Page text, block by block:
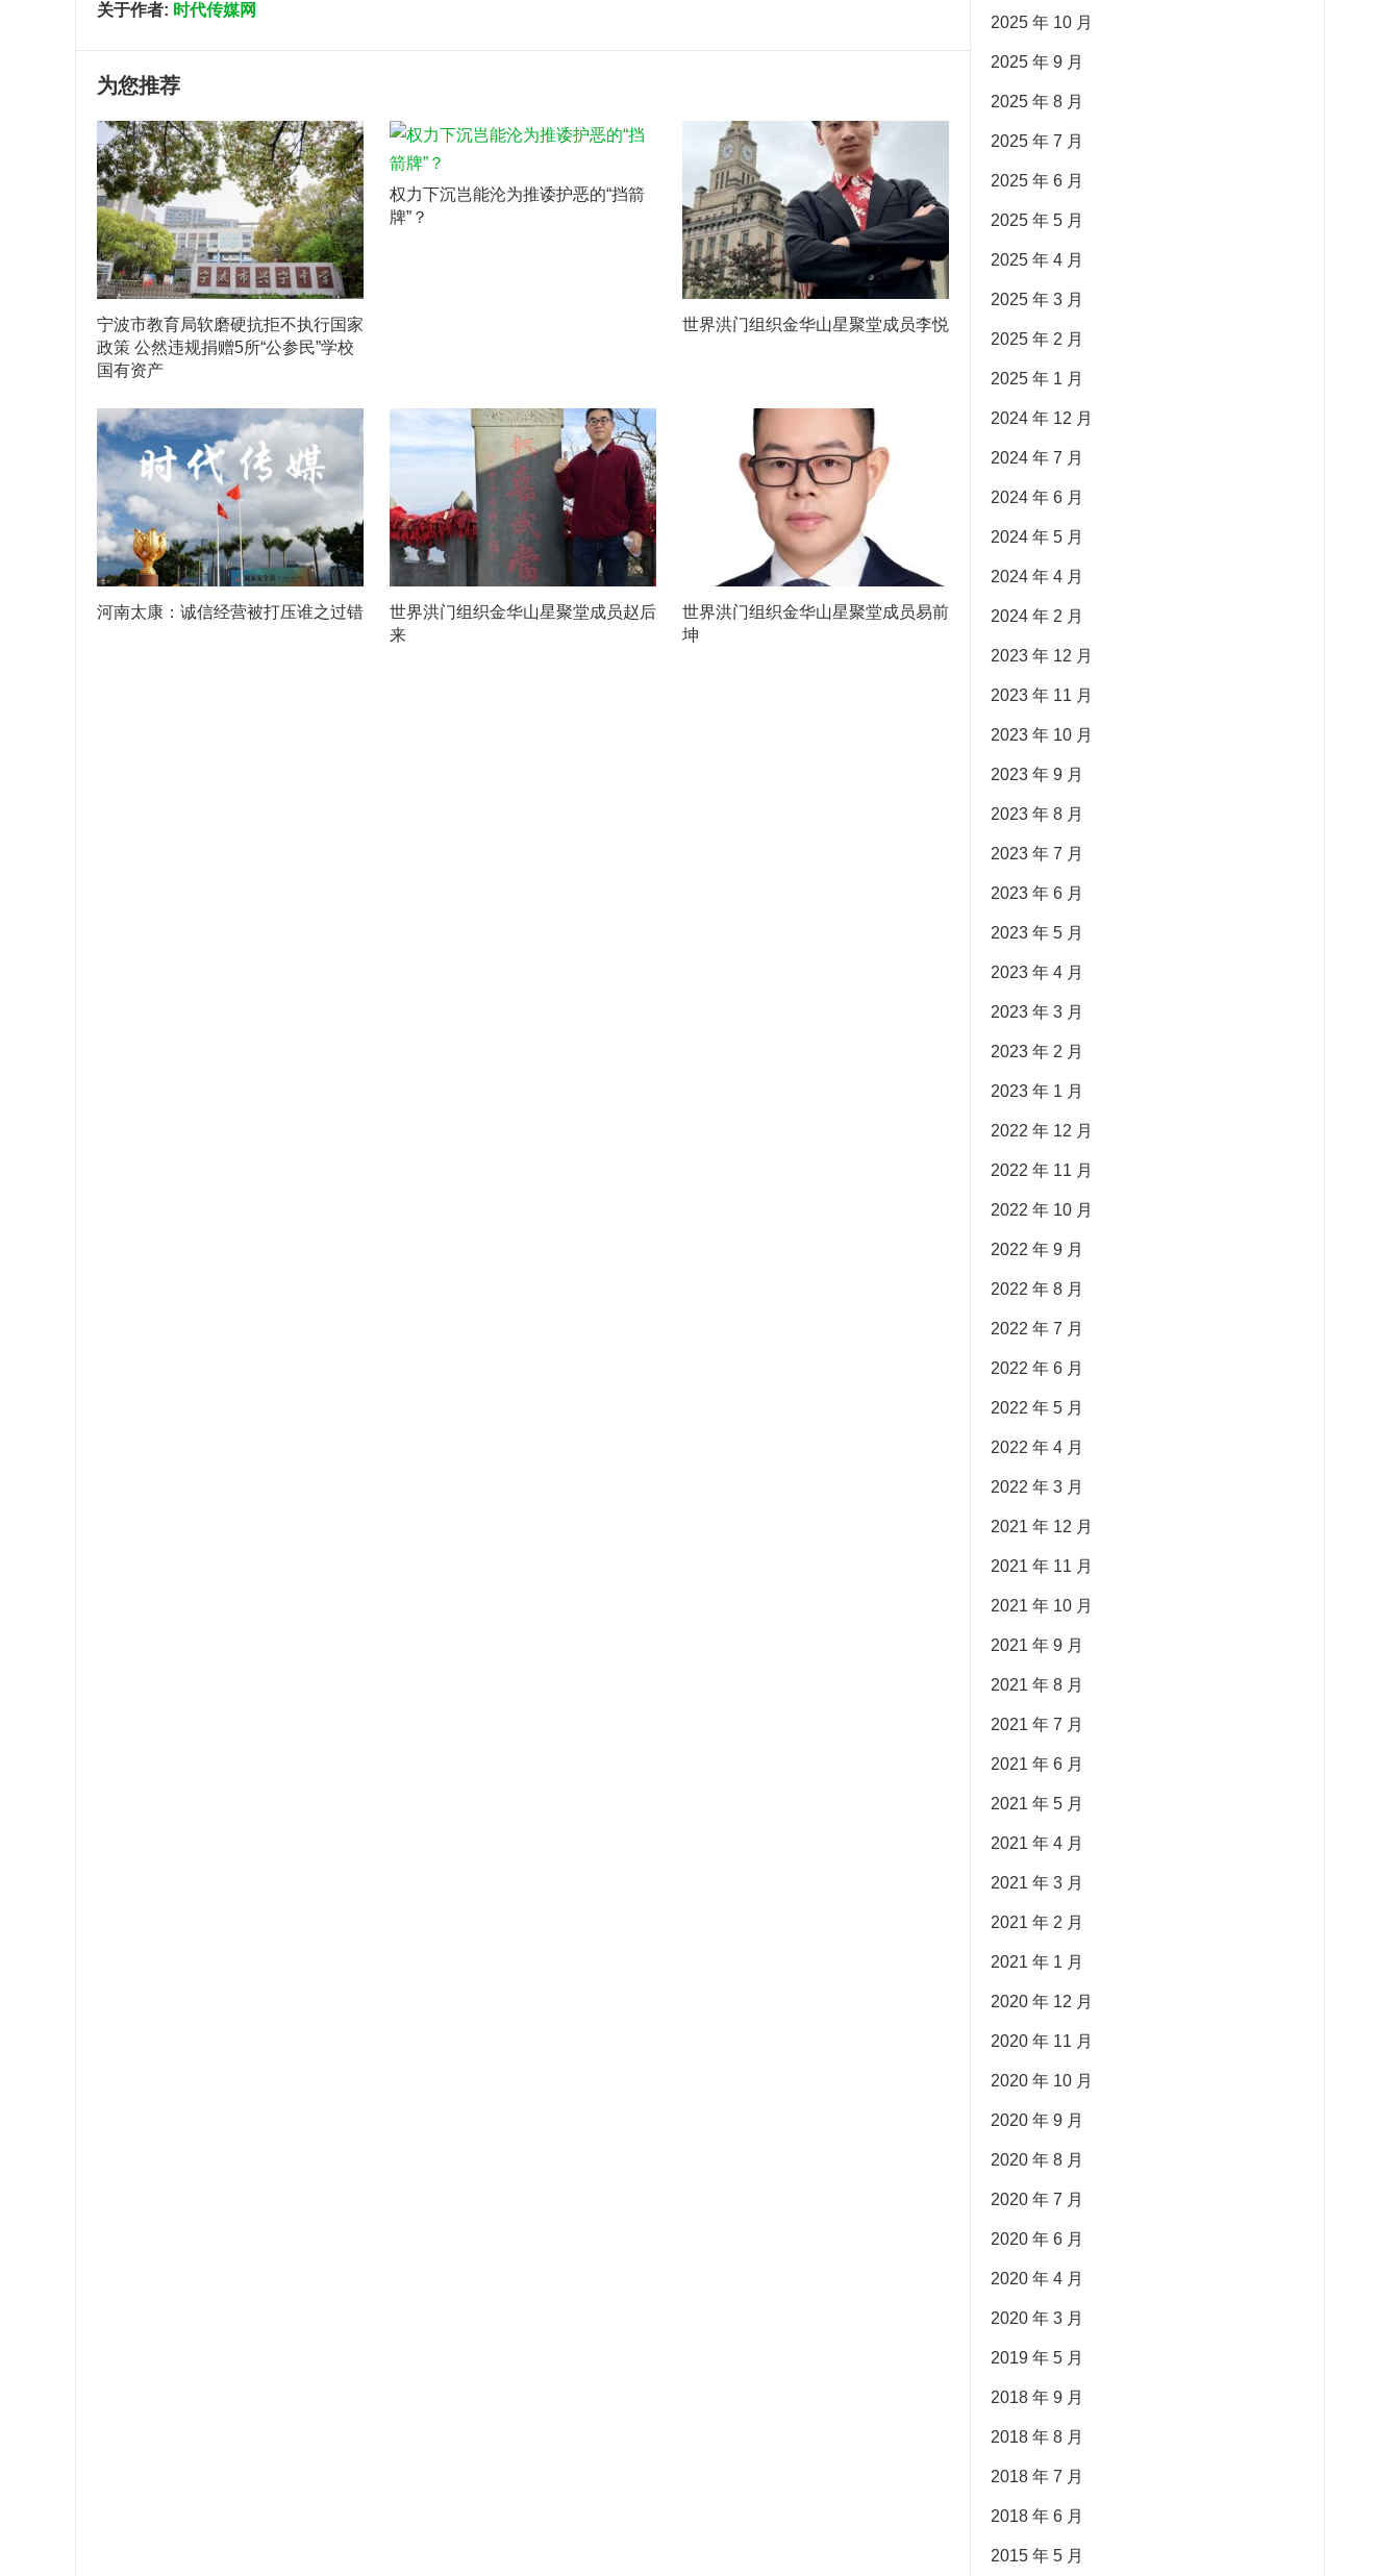
关于作者: 时代传媒网
为您推荐
宁波市教育局软磨硬抗拒不执行国家
政策 公然违规捐赠5所“公参民”学校
国有资产
权力下沉岂能沦为推诿护恶的“挡箭
牌”？
世界洪门组织金华山星聚堂成员李悦
河南太康：诚信经营被打压谁之过错
世界洪门组织金华山星聚堂成员赵后
来
世界洪门组织金华山星聚堂成员易前
坤
2025 年 10 月
2025 年 9 月
2025 年 8 月
2025 年 7 月
2025 年 6 月
2025 年 5 月
2025 年 4 月
2025 年 3 月
2025 年 2 月
2025 年 1 月
2024 年 12 月
2024 年 7 月
2024 年 6 月
2024 年 5 月
2024 年 4 月
2024 年 2 月
2023 年 12 月
2023 年 11 月
2023 年 10 月
2023 年 9 月
2023 年 8 月
2023 年 7 月
2023 年 6 月
2023 年 5 月
2023 年 4 月
2023 年 3 月
2023 年 2 月
2023 年 1 月
2022 年 12 月
2022 年 11 月
2022 年 10 月
2022 年 9 月
2022 年 8 月
2022 年 7 月
2022 年 6 月
2022 年 5 月
2022 年 4 月
2022 年 3 月
2021 年 12 月
2021 年 11 月
2021 年 10 月
2021 年 9 月
2021 年 8 月
2021 年 7 月
2021 年 6 月
2021 年 5 月
2021 年 4 月
2021 年 3 月
2021 年 2 月
2021 年 1 月
2020 年 12 月
2020 年 11 月
2020 年 10 月
2020 年 9 月
2020 年 8 月
2020 年 7 月
2020 年 6 月
2020 年 4 月
2020 年 3 月
2019 年 5 月
2018 年 9 月
2018 年 8 月
2018 年 7 月
2018 年 6 月
2015 年 5 月